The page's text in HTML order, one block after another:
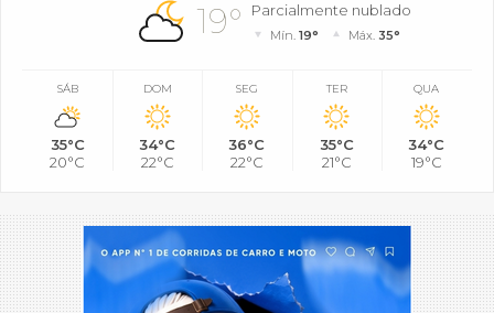
19° Parcialmente nublado
Mín.19° Máx. 35°
SÁB
35°C
20°C
DOM
34°C
22°C
SEG
36°C
22°C
TER
35°C
21°C
QUA
34°C
19°C